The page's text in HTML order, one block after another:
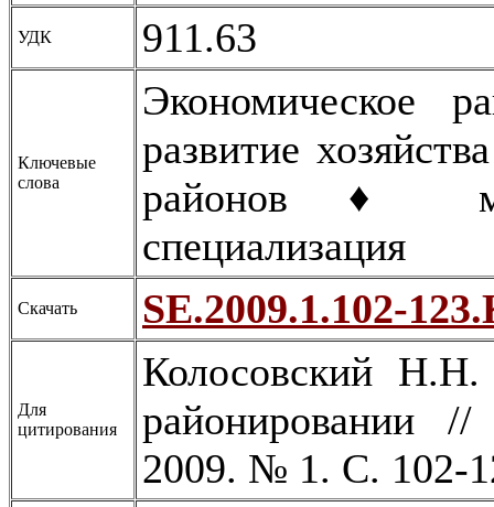
УДК 911.63
Ключевые
слова
Экономическое
развитие
районов ♦
специализация
Скачать SE.2009.1.102-
Для
цитирования
Колосовский
районировании //
2009. № 1. С. 102-